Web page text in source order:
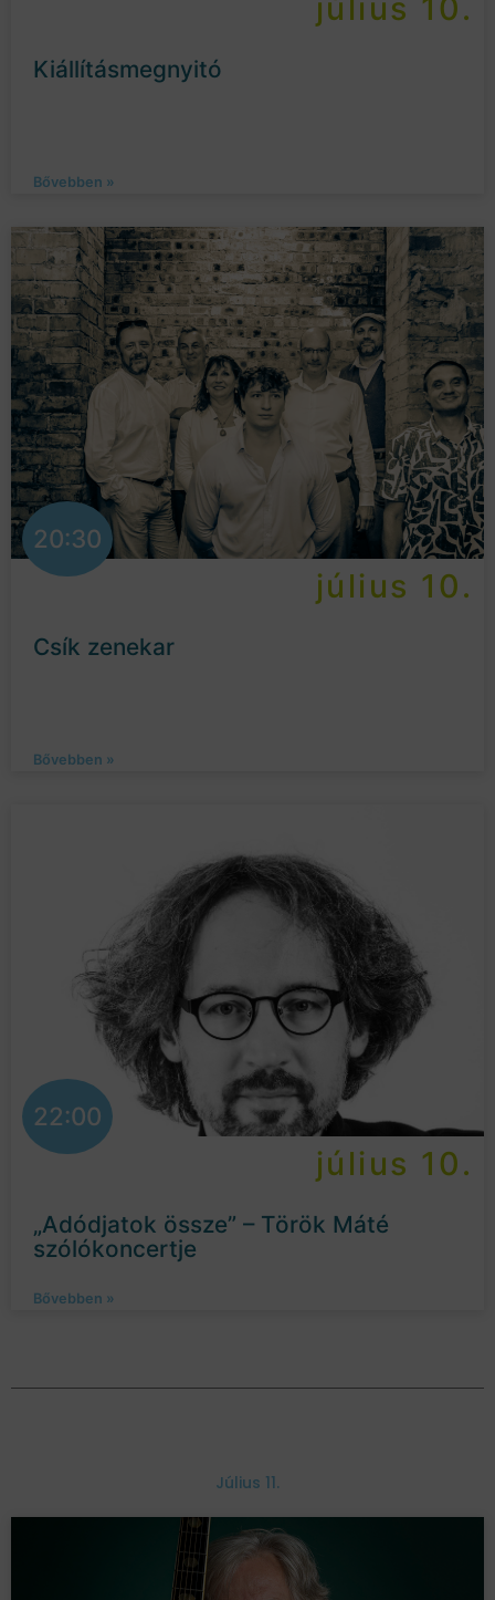
július 10.
Kiállításmegnyitó
Bővebben »
20:30
július 10.
Csík zenekar
Bővebben »
22:00
július 10.
„Adódjatok össze” – Török Máté
szólókoncertje
Bővebben »
Július 11.